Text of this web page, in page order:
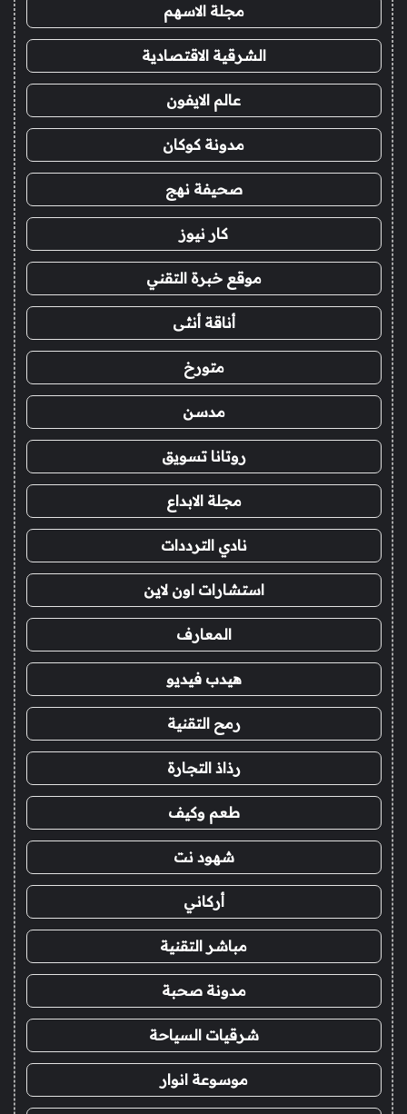
مجلة الاسهم
الشرقية الاقتصادية
عالم الايفون
مدونة كوكان
صحيفة نهج
كار نيوز
موقع خبرة التقني
أناقة أنثى
متورخ
مدسن
روتانا تسويق
مجلة الابداع
نادي الترددات
استشارات اون لاين
المعارف
هيدب فيديو
رمح التقنية
رذاذ التجارة
طعم وكيف
شهود نت
أركاني
مباشر التقنية
مدونة صحبة
شرقيات السياحة
موسوعة انوار